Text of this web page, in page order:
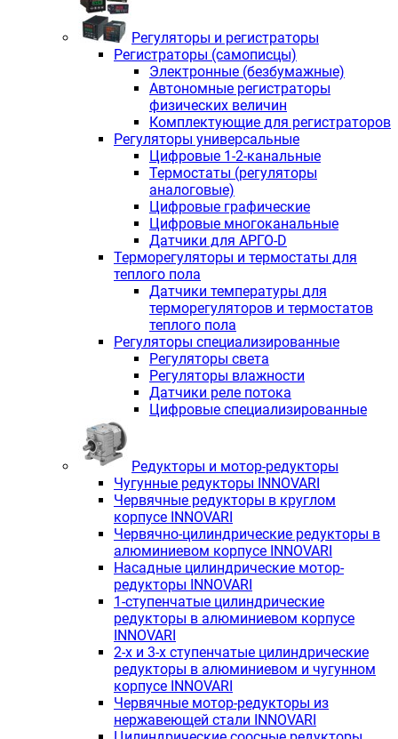
Регуляторы и регистраторы
Регистраторы (самописцы)
Электронные (безбумажные)
Автономные регистраторы
физических величин
Комплектующие для регистраторов
Регуляторы универсальные
Цифровые 1-2-канальные
Термостаты (регуляторы
аналоговые)
Цифровые графические
Цифровые многоканальные
Датчики для АРГО-D
Терморегуляторы и термостаты для
теплого пола
Датчики температуры для
терморегуляторов и термостатов
теплого пола
Регуляторы специализированные
Регуляторы света
Регуляторы влажности
Датчики реле потока
Цифровые специализированные
Редукторы и мотор-редукторы
Чугунные редукторы INNOVARI
Червячные редукторы в круглом
корпусе INNOVARI
Червячно-цилиндрические редукторы в
алюминиевом корпусе INNOVARI
Насадные цилиндрические мотор-
редукторы INNOVARI
1-ступенчатые цилиндрические
редукторы в алюминиевом корпусе
INNOVARI
2-х и 3-х ступенчатые цилиндрические
редукторы в алюминиевом и чугунном
корпусе INNOVARI
Червячные мотор-редукторы из
нержавеющей стали INNOVARI